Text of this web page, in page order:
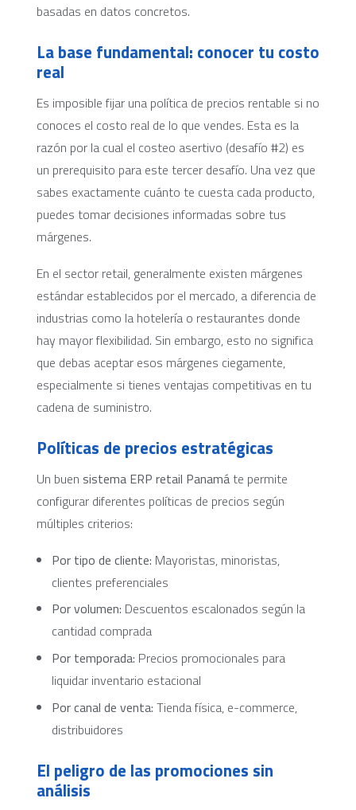
basadas en datos concretos.
La base fundamental: conocer tu costo
real
Es imposible fijar una política de precios rentable si no
conoces el costo real de lo que vendes. Esta es la
razón por la cual el costeo asertivo (desafío #2) es
un prerequisito para este tercer desafío. Una vez que
sabes exactamente cuánto te cuesta cada producto,
puedes tomar decisiones informadas sobre tus
márgenes.
En el sector retail, generalmente existen márgenes
estándar establecidos por el mercado, a diferencia de
industrias como la hotelería o restaurantes donde
hay mayor flexibilidad. Sin embargo, esto no significa
que debas aceptar esos márgenes ciegamente,
especialmente si tienes ventajas competitivas en tu
cadena de suministro.
Políticas de precios estratégicas
Un buen sistema ERP retail Panamá te permite
configurar diferentes políticas de precios según
múltiples criterios:
Por tipo de cliente: Mayoristas, minoristas,
clientes preferenciales
Por volumen: Descuentos escalonados según la
cantidad comprada
Por temporada: Precios promocionales para
liquidar inventario estacional
Por canal de venta: Tienda física, e-commerce,
distribuidores
El peligro de las promociones sin
análisis